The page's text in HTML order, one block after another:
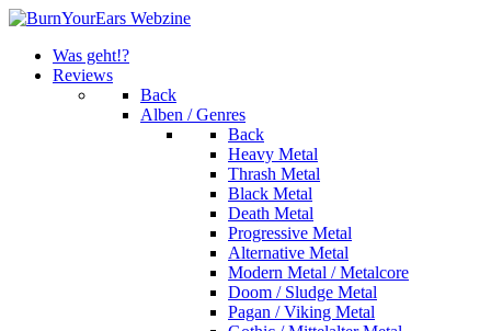
Was geht!?
Reviews
Back
Alben / Genres
Back
Heavy Metal
Thrash Metal
Black Metal
Death Metal
Progressive Metal
Alternative Metal
Modern Metal / Metalcore
Doom / Sludge Metal
Pagan / Viking Metal